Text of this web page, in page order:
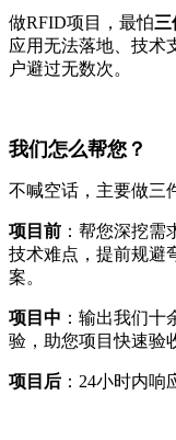
做RFID项目，最怕三
应用无法落地、技术
户避过无数次。
我们怎么帮您？
不喊空话，主要做三
项目前 ：帮您深挖
技术难点，提前规避
案。
项目中 ：输出我们十
验，助您项目快速验
项目后 ：24小时内响